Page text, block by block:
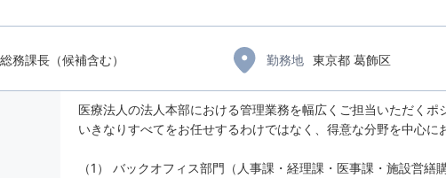
総務課長（候補含む） 勤務地 東京都 葛飾区
医療法人の法人本部における管理業務を幅広くご担当いただくポ
いきなりすべてをお任せするわけではなく、得意な分野を中心に
（1） バックオフィス部門（人事課・経理課・医事課・施設営繕